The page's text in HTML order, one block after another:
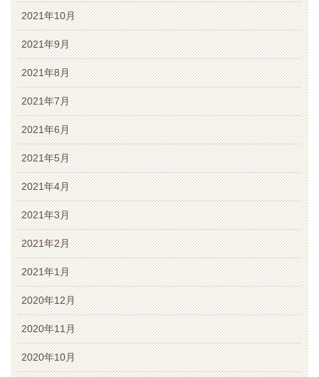
2021年10月
2021年9月
2021年8月
2021年7月
2021年6月
2021年5月
2021年4月
2021年3月
2021年2月
2021年1月
2020年12月
2020年11月
2020年10月